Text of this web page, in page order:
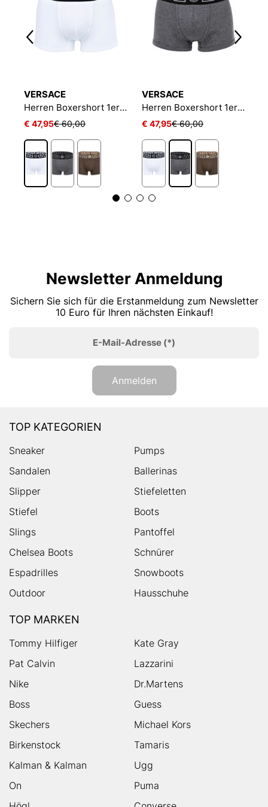
VERSACE
Herren Boxershort 1er Pack TOPEKA Boxer Shorts
€ 47,95€ 60,00
VERSACE
Herren Boxershort 1er Pack TOPEKA Boxer Shorts
€ 47,95€ 60,00
Newsletter Anmeldung
Sichern Sie sich für die Erstanmeldung zum Newsletter
10 Euro für Ihren nächsten Einkauf!
E-Mail-Adresse (*)
Anmelden
TOP KATEGORIEN
Sneaker
Pumps
Sandalen
Ballerinas
Slipper
Stiefeletten
Stiefel
Boots
Slings
Pantoffel
Chelsea Boots
Schnürer
Espadrilles
Snowboots
Outdoor
Hausschuhe
TOP MARKEN
Tommy Hilfiger
Kate Gray
Pat Calvin
Lazzarini
Nike
Dr.Martens
Boss
Guess
Skechers
Michael Kors
Birkenstock
Tamaris
Kalman & Kalman
Ugg
On
Puma